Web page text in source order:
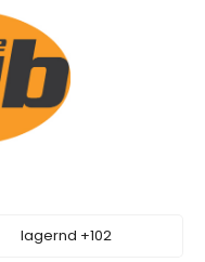
lagernd +102